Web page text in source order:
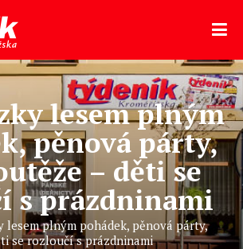
lesem plným
pěnová párty,
– děti se
s prázdninami
lesem plným pohádek, pěnová párty,
se rozloučí s prázdninami